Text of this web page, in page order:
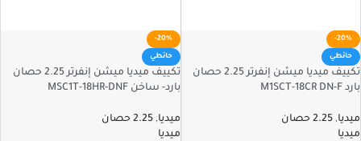
-20%
حائطي
تكييف ميديا ميشن إنفرتر 2.25 حصان
بارد M1SCT-18CR DN-F
ميديا, 2.25 حصان
ميديا
-20%
حائطي
تكييف ميديا ميشن إنفرتر 2.25 حصان
بارد- ساخن MSC1T-18HR-DNF
ميديا, 2.25 حصان
ميديا